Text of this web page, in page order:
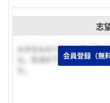
志
大きなものづくり、唯一無
ら。生活の下支えとなる、
会員登録（無